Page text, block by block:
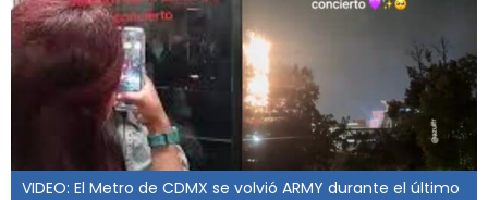
VIDEO: El Metro de CDMX se volvió ARMY durante el último